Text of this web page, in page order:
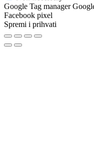
Google Tag manager
Facebook pixel
Spremi i prihvati